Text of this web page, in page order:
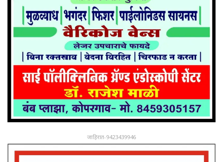
जाहिरात-9423439946